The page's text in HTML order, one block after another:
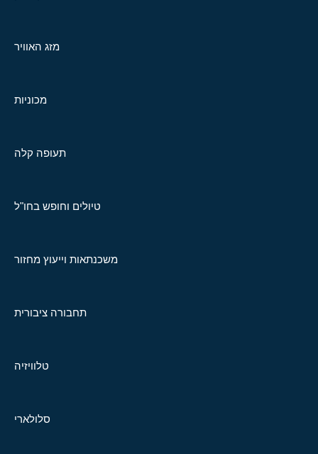
מזג האוויר
מכוניות
תעופה קלה
טיולים וחופש בחו"ל
משכנתאות וייעוץ מחזור
תחבורה ציבורית
טלוויזיה
סלולארי